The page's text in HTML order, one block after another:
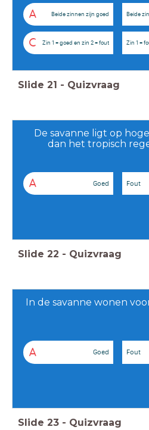
A Beide zinnen zijn goed Beide
C Zin 1 = goed en zin 2 = fout Zin 1 =
Slide 21 - Quizvraag
De savanne ligt op
dan het tropisch
A Goed Fout
Slide 22 - Quizvraag
In de savanne wonen
A Goed Fout
Slide 23 - Quizvraag